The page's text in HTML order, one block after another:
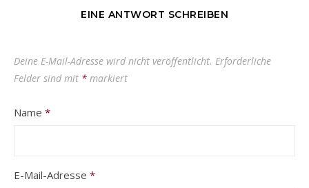
EINE ANTWORT SCHREIBEN
Deine E-Mail-Adresse wird nicht veröffentlicht. Erforderliche
Felder sind mit * markiert
Name *
E-Mail-Adresse *